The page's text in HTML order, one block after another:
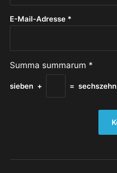
E-Mail-Adresse *
Summa summarum *
sieben + = sechszehn